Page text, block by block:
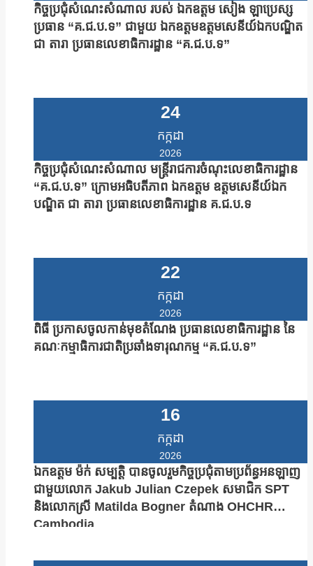
កិច្ចប្រជុំសំណេះសំណាល របស់ ឯកឧត្តម សៀង ឡាប្រេស្ស
ប្រធាន “គ.ជ.ប.ទ” ជាមួយ ឯកឧត្តមឧត្តមសេនីយ៍ឯកបណ្ឌិត
ជា តារា ប្រធានលេខាធិការដ្ឋាន “គ.ជ.ប.ទ”
24
កក្កដា
2026
កិច្ចប្រជុំសំណេះសំណាល មន្រ្តីរាជការចំណុះលេខាធិការដ្ឋាន
“គ.ជ.ប.ទ” ក្រោមអធិបតីភាព ឯកឧត្តម ឧត្តមសេនីយ៍ឯក
បណ្ឌិត ជា តារា ប្រធានលេខាធិការដ្ឋាន គ.ជ.ប.ទ
22
កក្កដា
2026
ពិធី ប្រកាសចូលកាន់មុខតំណែង ប្រធានលេខាធិការដ្ឋាន នៃ
គណៈកម្មាធិការជាតិប្រឆាំងទារុណកម្ម “គ.ជ.ប.ទ”
16
កក្កដា
2026
ឯកឧត្តម ម៉ក់ សម្បត្តិ បានចូលរួមកិច្ចប្រជុំតាមប្រព័ន្ធអនឡាញ
ជាមួយលោក Jakub Julian Czepek សមាជិក SPT
និងលោកស្រី Matilda Bogner តំណាង OHCHR
Cambodia